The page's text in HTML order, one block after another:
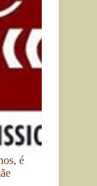
é